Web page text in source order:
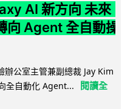
AI 新方向 未來
向 Agent 全自動操
公室主管兼副總裁 Jay Kim
全自動化 Agent...
閱讀全